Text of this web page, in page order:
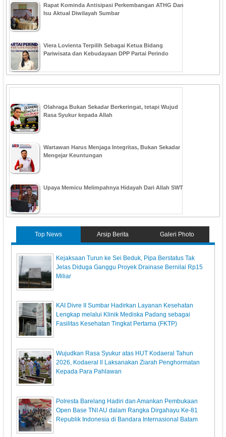
Rapat Kominda Antisipasi Perkembangan ATHG Dan
Isu Aktual Diwilayah Sumbar
Viera Lovienta Terpilih Sebagai Ketua Bidang
Pariwisata dan Kebudayaan DPP Partai Perindo
Olahraga Bukan Sekadar Berkeringat, tetapi Wujud
Rasa Syukur kepada Allah
Wartawan Harus Menjaga Integritas, Bukan Sekadar
Mengejar Keuntungan
Upaya Memicu Melimpahnya Hidayah Dari Allah SWT
Top News Arsip Berita Galeri Photo
Kejaksaan Turun ke Sei Beduk, Pipa Berstatus Tak
Jelas Diduga Ganggu Proyek Drainase Bernilai Rp15
Miliar
KAI Divre II Sumbar Hadirkan Layanan Kesehatan
Lengkap melalui Klinik Mediska Padang sebagai
Fasilitas Kesehatan Tingkat Pertama (FKTP)
Wujudkan Rasa Syukur atas HUT Kodaeral Tahun
2026, Kodaeral ll Laksanakan Ziarah Penghormatan
Kepada Para Pahlawan
Polresta Barelang Hadiri dan Amankan Pembukaan
Open Base TNI AU dalam Rangka Dirgahayu Ke-81
Republik Indonesia di Bandara Internasional Batam